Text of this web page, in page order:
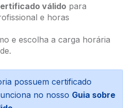
válidopara
e horas
e escolha a carga horária
possuem certificado
no nosso Guia sobre